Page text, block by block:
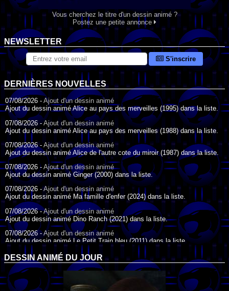
Vous cherchez le titre d'un dessin animé ?
Postez une petite annonce
NEWSLETTER
S'inscrire
DERNIÈRES NOUVELLES
07/08/2026 - Ajout d'un dessin animé
Ajout du dessin animé Alice au pays des merveilles (1995) dans la liste.
07/08/2026 -Ajout d'un dessin animé
Ajout du dessin animé Alice au pays des merveilles (1988) dans la liste.
07/08/2026 - Ajout d'un dessin animé
Ajout du dessin animé Alice de l'autre cote du miroir (1987) dans la liste.
07/08/2026 - Ajout d'un dessin animé
Ajout du dessin animé Ginger (2000) dans la liste.
07/08/2026 -Ajout d'un dessin animé
Ajout du dessin animé Ma famille d'enfer (2024) dans la liste.
07/08/2026 -Ajout d'un dessin animé
Ajout du dessin animé Dino Ranch (2021) dans la liste.
07/08/2026 -Ajout d'un dessin animé
Ajout du dessin animé Le Petit Train bleu (2011) dans la liste.
07/08/2026 - Ajout d'un dessin animé
Ajout du dessin animé Agent Spécial Oso (2009) dans la liste.
17/07/2026 -
Ajout d'un dessin animé
Ajout du dessin animé Peter Pan (1988) dans la liste.
DESSIN ANIMÉ DU JOUR